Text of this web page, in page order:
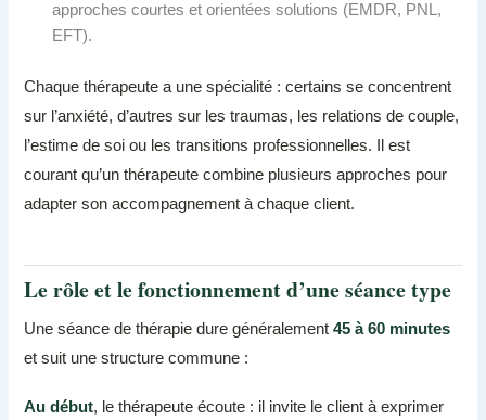
approches courtes et orientées solutions (EMDR, PNL,
EFT).
Chaque thérapeute a une spécialité : certains se concentrent
sur l’anxiété, d’autres sur les traumas, les relations de couple,
l’estime de soi ou les transitions professionnelles. Il est
courant qu’un thérapeute combine plusieurs approches pour
adapter son accompagnement à chaque client.
Le rôle et le fonctionnement d’une séance type
Une séance de thérapie dure généralement45 à 60 minutes
et suit une structure commune :
Au début, le thérapeute écoute : il invite le client à exprimer